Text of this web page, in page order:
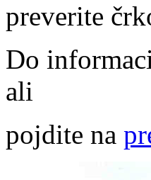
preverite
Do
ali
pojdite na